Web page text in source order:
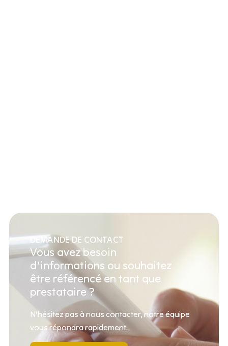
DEMANDE DE CONTACT
Vous avez besoin
d’informations ou souhaitez
être référencé en tant que
prestataire ?
N’hésitez pas à nous contacter, notre équipe
vous répondra rapidement.